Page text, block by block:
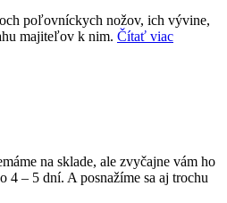
poľovníckych nožov, ich vývine,
majiteľov k nim. Čítať viac
na sklade, ale zvyčajne vám ho
4 – 5 dní. A posnažíme sa aj trochu